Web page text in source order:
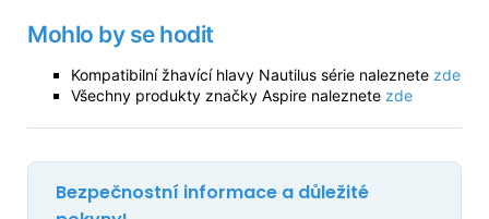
Mohlo by se hodit
Kompatibilní žhavící hlavy Nautilus série naleznete zde
Všechny produkty značky Aspire naleznete zde